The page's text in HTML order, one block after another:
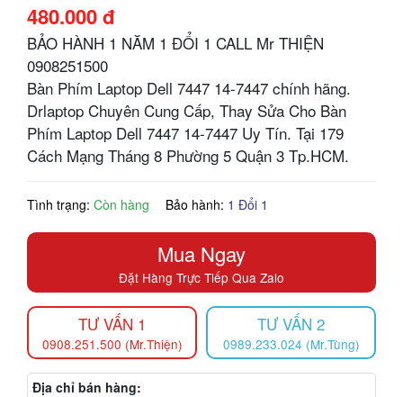
480.000 đ
BẢO HÀNH 1 NĂM 1 ĐỔI 1 CALL Mr THIỆN
0908251500
Bàn Phím Laptop Dell 7447 14-7447 chính hãng.
Drlaptop Chuyên Cung Cấp, Thay Sửa Cho Bàn
Phím Laptop Dell 7447 14-7447 Uy Tín. Tại 179
Cách Mạng Tháng 8 Phường 5 Quận 3 Tp.HCM.
Tình trạng: Còn hàng Bảo hành: 1 Đổi 1
Mua Ngay
Đặt Hàng Trực Tiếp Qua Zalo
TƯ VẤN 1
0908.251.500 (Mr.Thiện)
TƯ VẤN 2
0989.233.024 (Mr.Tùng)
Địa chỉ bán hàng: